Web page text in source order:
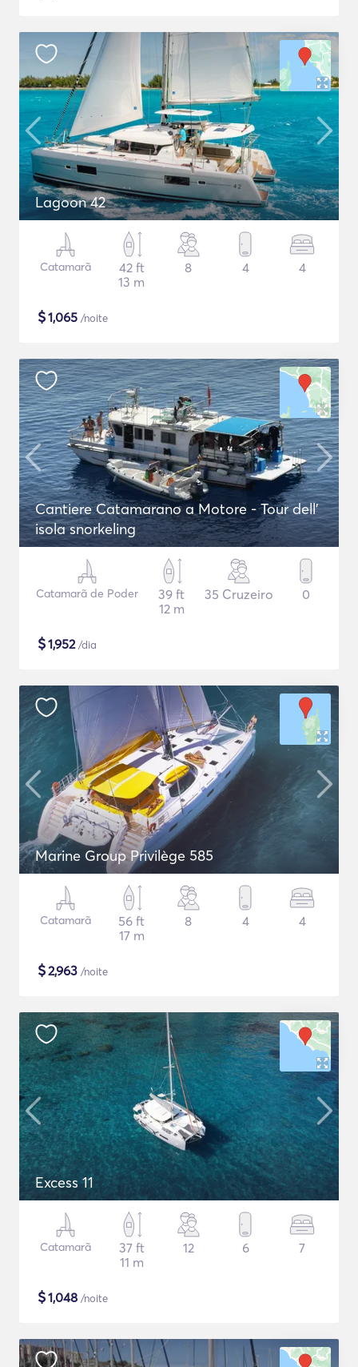
Lagoon 42
Catamarã
42 ft
13 m
8 4 4
$1,065 /noite
Cantiere Catamarano a Motore - Tour dell'
isola snorkeling
Catamarã de Poder
39 ft
12 m
35 Cruzeiro 0
$1,952/dia
Marine Group Privilège 585
Catamarã
56 ft
17 m
8 4 4
$2,963 /noite
Excess 11
Catamarã
37 ft
11 m
12 6 7
$1,048 /noite